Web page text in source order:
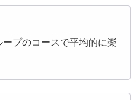
プのコースで平均的に楽